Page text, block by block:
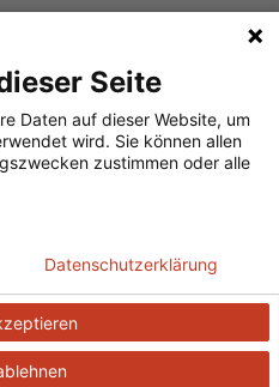
Überblick Impressum
Datenschutz
Mediadaten
Seite
Daten auf dieser Website, um
wird. Sie können allen
zustimmen oder alle
Datenschutzerklärung